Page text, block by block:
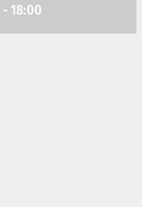
- 18:00